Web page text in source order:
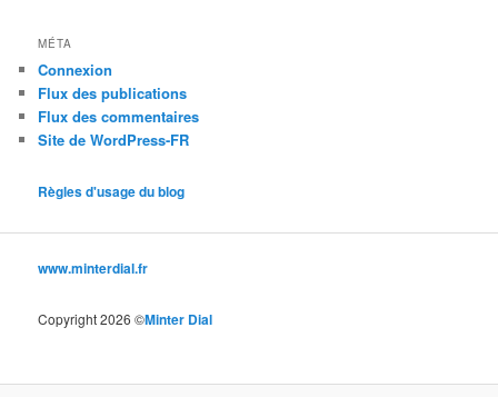
MÉTA
Connexion
Flux des publications
Flux des commentaires
Site de WordPress-FR
Règles d'usage du blog
www.minterdial.fr
Copyright 2026 ©Minter Dial